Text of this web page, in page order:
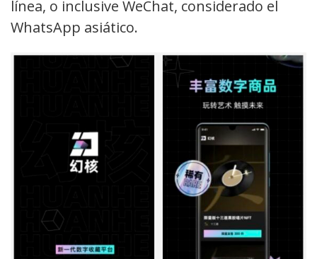
línea, o inclusive WeChat, considerado el
WhatsApp asiático.